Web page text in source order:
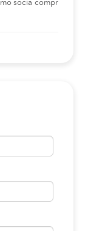
socia compr